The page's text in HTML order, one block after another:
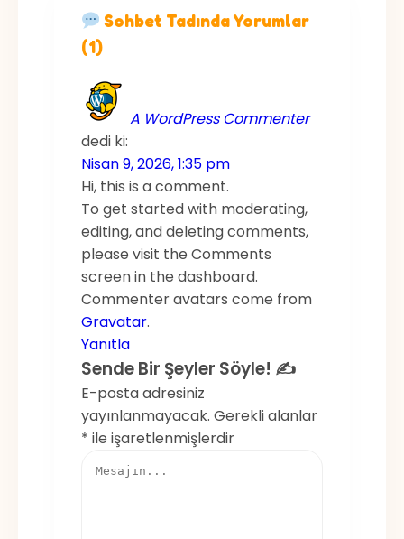
Sohbet Tadında Yorumlar
(1)
A WordPress Commenter
dedi ki:
Nisan 9, 2026, 1:35 pm
Hi, this is a comment.
To get started with moderating,
editing, and deleting comments,
please visit the Comments
screen in the dashboard.
Commenter avatars come from
Gravatar.
Yanıtla
Sende Bir Şeyler Söyle! ✍️
E-posta adresiniz
yayınlanmayacak. Gerekli alanlar
* ile işaretlenmişlerdir